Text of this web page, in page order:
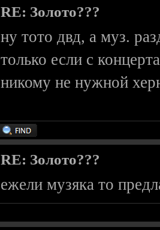
RE: Золото???
ну тото двд, а муз.
только если с
никому не нужной
RE: Золото???
ежели музяка то